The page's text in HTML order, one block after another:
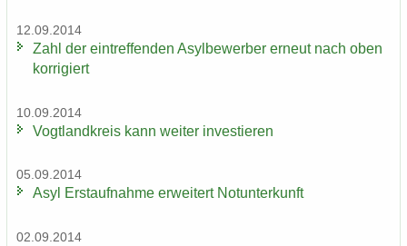
12.09.2014
Zahl der ein­tref­fen­den Asyl­be­wer­ber er­neut nach oben
kor­ri­giert
10.09.2014
Vogt­land­kreis kann wei­ter in­ves­tie­ren
05.09.2014
Asyl Erst­auf­nah­me er­wei­tert Not­un­ter­kunft
02.09.2014